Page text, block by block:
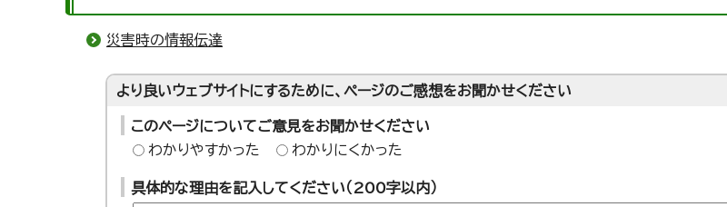
災害時の情報伝達
より良いウェブサイトにするために、ページのご感想をお聞かせください
このページについてご意見をお聞かせください
わかりやすかった
わかりにくかった
具体的な理由を記入してください（200字以内）